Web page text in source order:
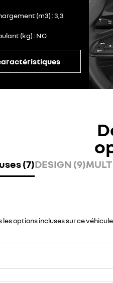
(m3) 3,3
(kg) NC
(7)DESIGN (9)
options incluses sur ce véhicule